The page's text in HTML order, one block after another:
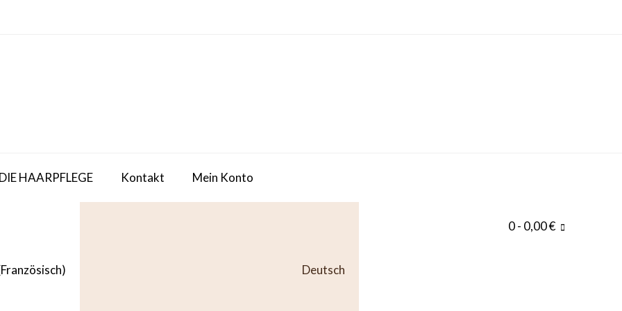
HAARPFLEGE Kontakt Mein Konto
Französisch) Deutsch
0- 0,00 €